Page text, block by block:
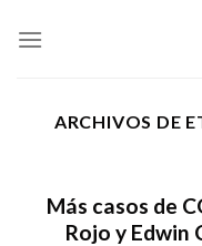
ARCHIVOS DE
Más casos de
Rojo y Edwin